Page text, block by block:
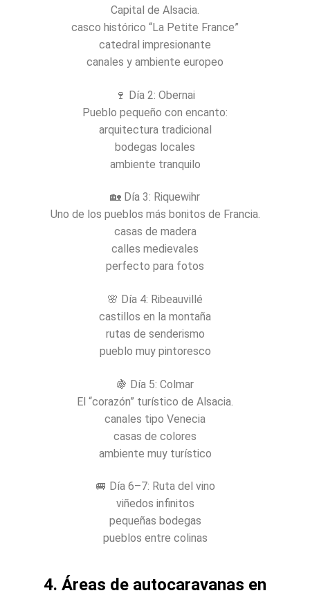
Capital de Alsacia.
casco histórico “La Petite France”
catedral impresionante
canales y ambiente europeo
🍷 Día 2: Obernai
Pueblo pequeño con encanto:
arquitectura tradicional
bodegas locales
ambiente tranquilo
🏡 Día 3: Riquewihr
Uno de los pueblos más bonitos de Francia.
casas de madera
calles medievales
perfecto para fotos
🌸 Día 4: Ribeauvillé
castillos en la montaña
rutas de senderismo
pueblo muy pintoresco
🍇 Día 5: Colmar
El “corazón” turístico de Alsacia.
canales tipo Venecia
casas de colores
ambiente muy turístico
🚐 Día 6–7: Ruta del vino
viñedos infinitos
pequeñas bodegas
pueblos entre colinas
4. Áreas de autocaravanas en